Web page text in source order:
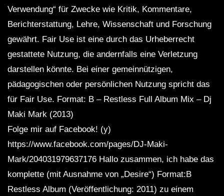
Verwendung“ für Zwecke wie Kritik, Kommentare,
Berichterstattung, Lehre, Wissenschaft und Forschung
gewährt. Fair Use ist eine durch das Urheberrecht
gestattete Nutzung, die andernfalls eine Verletzung
darstellen könnte. Bei einer gemeinnützigen,
pädagogischen oder persönlichen Nutzung spricht das
für Fair Use. Format: B – Restless Full Album Mix – Dj
Maki Mark (2013)
Folge mir auf Facebook! (y)
https://www.facebook.com/pages/DJ-Maki-
Mark/204031979637176 Hallo zusammen, ich habe das
komplette (mit Ausnahme von „Desire“) Format:B
Restless Album (Veröffentlichung: 2011) zu einem